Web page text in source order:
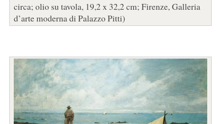
circa; olio su tavola, 19,2 x 32,2 cm; Firenze, Galleria
d’arte moderna di Palazzo Pitti)